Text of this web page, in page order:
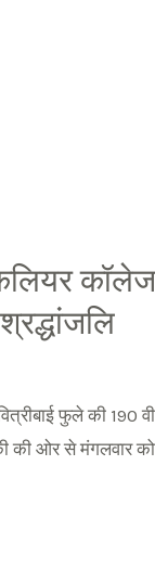
कलियर
फुले की 190
की ओर से मंगलवार